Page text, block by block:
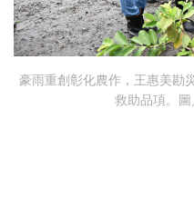
豪雨重創彰化農作，王惠美勘
救助品項。